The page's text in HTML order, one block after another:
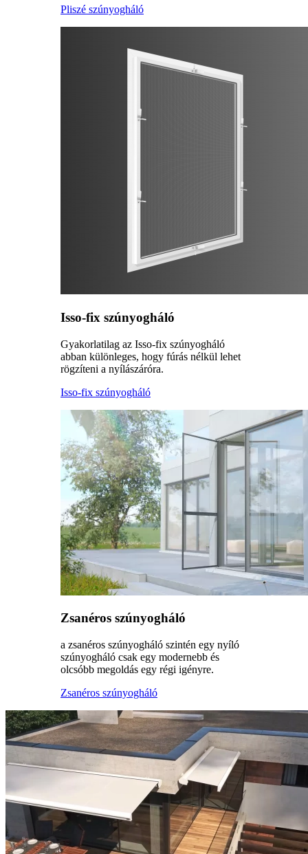
Pliszé szúnyogháló
Isso-fix szúnyogháló
Gyakorlatilag az Isso-fix szúnyogháló
abban különleges, hogy fúrás nélkül lehet
rögzíteni a nyílászáróra.
Isso-fix szúnyogháló
Zsanéros szúnyogháló
a zsanéros szúnyogháló szintén egy nyíló
szúnyogháló csak egy modernebb és
olcsóbb megoldás egy régi igényre.
Zsanéros szúnyogháló